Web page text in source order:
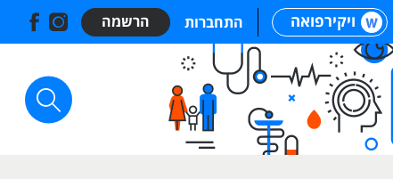
ויקירפואה התחברות הרשמה